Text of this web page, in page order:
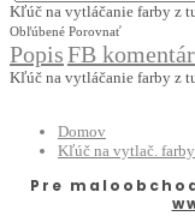
Kľúč na vytláčanie farby z
Obľúbené Porovnať
PopisFB
Kľúč na vytláčanie farby z
Domov
Kľúč na vytlač.
Pre